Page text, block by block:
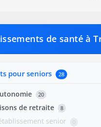
de santé à
pour seniors 28
20
de retraite 8
senior 0